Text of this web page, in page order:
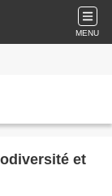
MENU
et